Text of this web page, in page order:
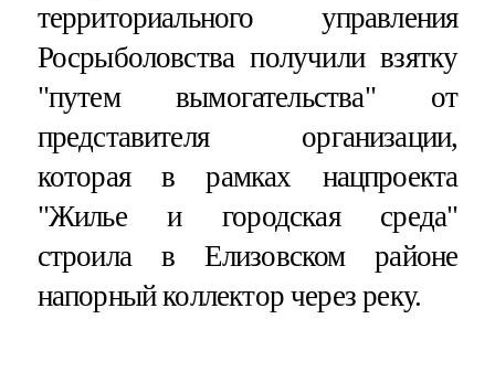
территориального управления
Росрыболовства получили взятку
"путем вымогательства" от
представителя организации,
которая в рамках нацпроекта
"Жилье и городская среда"
строила в Елизовском районе
напорный коллектор через реку.